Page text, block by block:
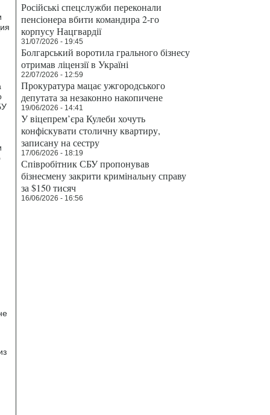
Російські спецслужби переконали
пенсіонера вбити командира 2-го
корпусу Нацгвардії
31/07/2026 - 19:45
Болгарський воротила грального бізнесу
отримав ліцензії в Україні
22/07/2026 - 12:59
Прокуратура мацає ужгородського
депутата за незаконно накопичене
19/06/2026 - 14:41
У віцепрем’єра Кулеби хочуть
конфіскувати столичну квартиру,
записану на сестру
17/06/2026 - 18:19
Співробітник СБУ пропонував
бізнесмену закрити кримінальну справу
за $150 тисяч
16/06/2026 - 16:56